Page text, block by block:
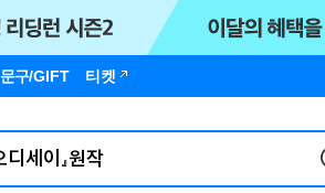
문구/GIFT 티켓